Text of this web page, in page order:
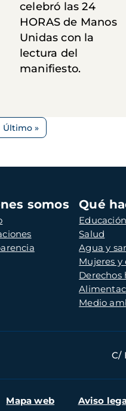
celebró las 24
HORAS de Manos
Unidas con la
lectura del
manifiesto.
Última
Último »
somos Qué
Educación
Salud
Agua y
Mujeres y
Derechos
Medio
C/
Mapa web Aviso